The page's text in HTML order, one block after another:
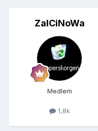
ZalCiNoWa
Medlem
1,8k